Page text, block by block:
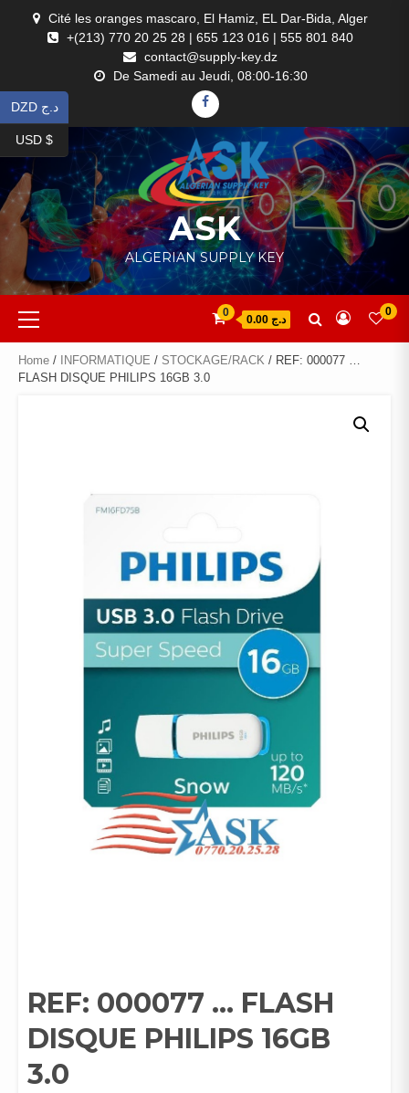
Cité les oranges mascaro, El Hamiz, EL Dar-Bida, Alger
+(213) 770 20 25 28 | 655 123 016 | 555 801 840
contact@supply-key.dz
De Samedi au Jeudi, 08:00-16:30
FACEBOOK
ASK
ALGERIAN SUPPLY KEY
Primary
Menu
0
د.ج 0.00
0
Home / INFORMATIQUE / STOCKAGE/RACK / REF: 000077 …
FLASH DISQUE PHILIPS 16GB 3.0
REF: 000077 … FLASH
DISQUE PHILIPS 16GB
3.0
DZD د.ج
USD $